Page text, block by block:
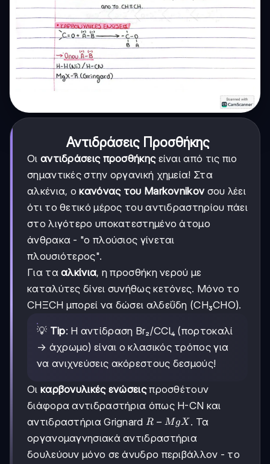
Αντιδράσεις Προσθήκης
Οι αντιδράσεις προσθήκηςείναι από τις πιο
σημαντικές στην οργανική χημεία! Στα
αλκένια, οκανόνας του Markovnikovσου λέει
ότι το θετικό μέρος του αντιδραστηρίου πάει
στο λιγότερο υποκατεστημένο άτομο
άνθρακα - "ο πλούσιος γίνεται
πλουσιότερος".
Για τααλκίνια, η προσθήκη νερού με
καταλύτες δίνει συνήθως κετόνες. Μόνο το
CHΞCH μπορεί να δώσει αλδεΰδη (CH₃CHO).
💡 Tip: Η αντίδραση Br₂/CCl₄ (πορτοκαλί
→ άχρωμο) είναι ο κλασικός τρόπος για
να ανιχνεύσεις ακόρεστους δεσμούς!
Οι καρβονυλικές ενώσειςπροσθέτουν
διάφορα αντιδραστήρια όπως H-CN και
αντιδραστήρια Grignard R-
MgX
R − MgX . Τα
οργανομαγνησιακά αντιδραστήρια
δουλεύουν μόνο σε άνυδρο περιβάλλον - το